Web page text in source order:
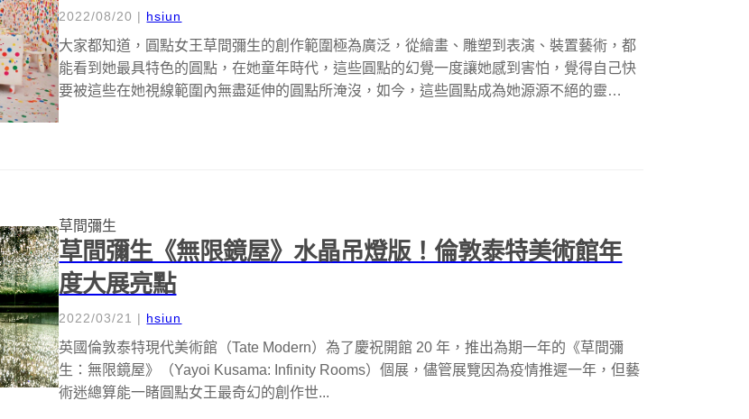
2022/08/20 | hsiun
大家都知道，圓點女王草間彌生的創作範圍極為廣泛，從繪畫、雕塑到表演、裝置藝術，都
能看到她最具特色的圓點，在她童年時代，這些圓點的幻覺一度讓她感到害怕，覺得自己快
要被這些在她視線範圍內無盡延伸的圓點所淹沒，如今，這些圓點成為她源源不絕的靈
草間彌生
草間彌生《無限鏡屋》水晶吊燈版！倫敦泰特美術館年
度大展亮點
2022/03/21 | hsiun
英國倫敦泰特現代美術館（Tate Modern）為了慶祝開館 20 年，推出為期一年的《草間彌
生：無限鏡屋》（Yayoi Kusama: Infinity Rooms）個展，儘管展覽因為疫情推遲一年，但藝
術迷總算能一睹圓點女王最奇幻的創作世...